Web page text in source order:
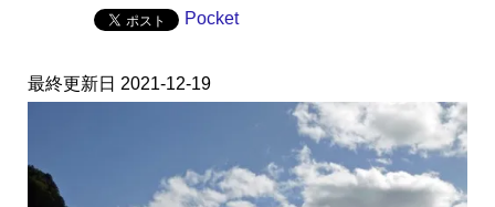
Pocket
最終更新日 2021-12-19